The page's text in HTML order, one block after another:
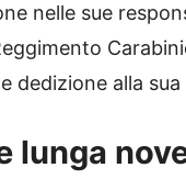
nelle sue
dedizione alla sua
lunga